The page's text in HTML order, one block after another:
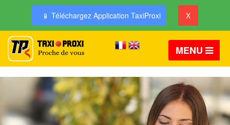
📱 Téléchargez Application TaxiProxi X
MENU